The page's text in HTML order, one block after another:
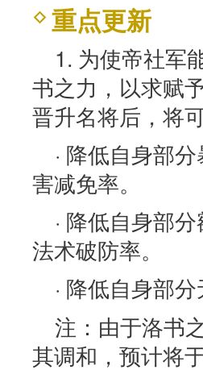
重点更新
1. 为使帝社军
书之力，以求赋
晋升名将后，将
· 降低自身部
害减免率。
· 降低自身部
法术破防率。
· 降低自身部
注：由于洛书
其调和，预计将